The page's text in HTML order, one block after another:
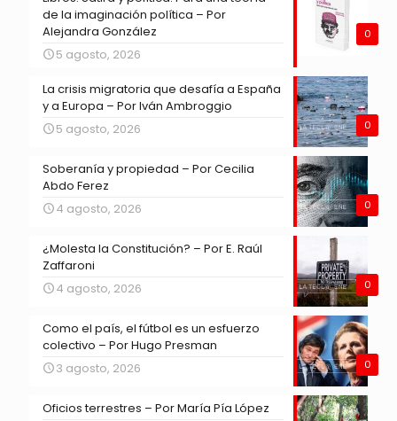
0
de la imaginación política – Por
Alejandra González
5 agosto, 2026
0
La crisis migratoria que desafía a España
y a Europa – Por Iván Ambroggio
5 agosto, 2026
0
Soberanía y propiedad – Por Cecilia
Abdo Ferez
4 agosto, 2026
0
¿Molesta la Constitución? – Por E. Raúl
Zaffaroni
4 agosto, 2026
0
Como el país, el fútbol es un esfuerzo
colectivo – Por Hugo Presman
3 agosto, 2026
Oficios terrestres – Por María Pía López